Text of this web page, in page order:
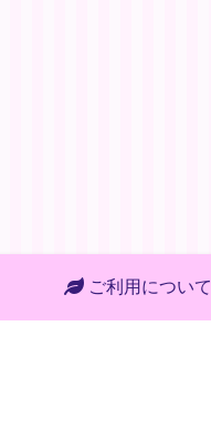
ご利用について